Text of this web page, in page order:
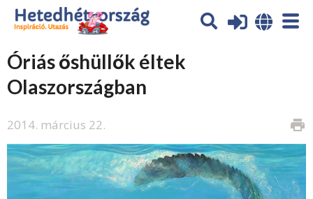
Óriás őshüllők éltek
Olaszországban
2014. március 22. print